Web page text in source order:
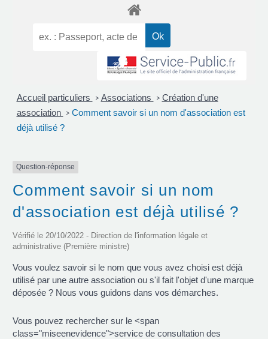
Accueil particuliers > Associations > Création d'une
association > Comment savoir si un nom d'association est
déjà utilisé ?
Question-réponse
Comment savoir si un nom
d'association est déjà utilisé ?
Vérifié le 20/10/2022 - Direction de l'information légale et
administrative (Première ministre)
Vous voulez savoir si le nom que vous avez choisi est déjà
utilisé par une autre association ou s'il fait l'objet d'une marque
déposée ? Nous vous guidons dans vos démarches.
Vous pouvez rechercher sur le <span
class="miseenevidence">service de consultation des